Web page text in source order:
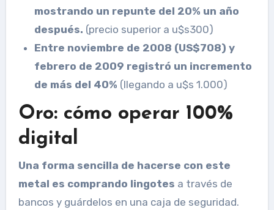
mostrando un repunte del 20% un año
después. (precio superior a u$s300)
Entre noviembre de 2008 (US$708) y
febrero de 2009 registró un incremento
de más del 40% (llegando a u$s 1.000)
Oro: cómo operar 100%
digital
Una forma sencilla de hacerse con este
metal es comprando lingotes a través de
bancos y guárdelos en una caja de seguridad.